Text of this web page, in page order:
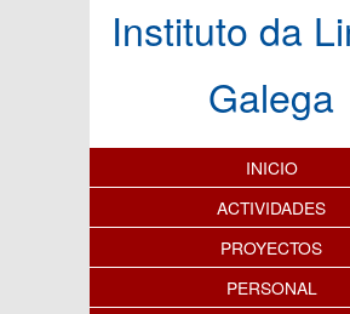
Instituto da
Galega
Índice de contenidos
INICIO
ACTIVIDADES
PROYECTOS
PERSONAL